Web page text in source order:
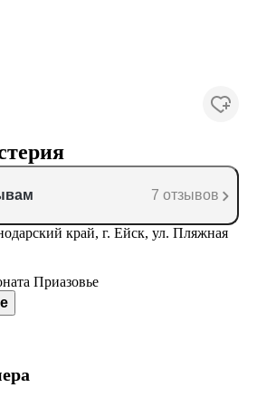
7 отзывов
край, г. Ейск, ул. Пляжная
Приазовье